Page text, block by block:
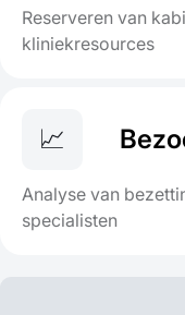
Reserveren van
kliniekresources
📈
Analyse van
specialisten